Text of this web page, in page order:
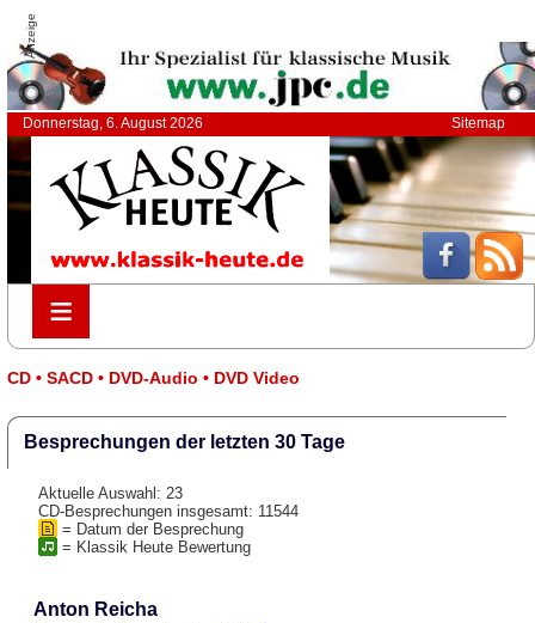
Anzeige
Donnerstag, 6. August 2026 Sitemap
≡
≡
CD • SACD • DVD-Audio • DVD Video
Besprechungen der letzten 30 Tage
Aktuelle Auswahl: 23
CD-Besprechungen insgesamt: 11544
= Datum der Besprechung
= Klassik Heute Bewertung
Anton Reicha